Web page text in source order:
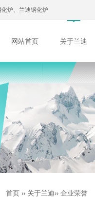
炉、兰迪钢化炉
网站首页 关于兰迪
首页 ›› 关于兰迪›› 企业荣誉